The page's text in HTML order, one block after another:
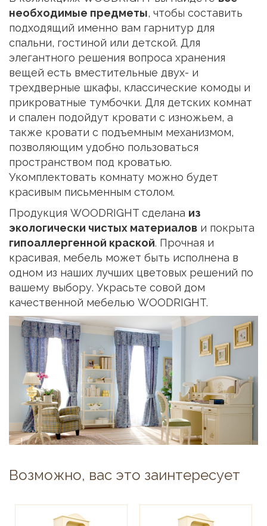
необходимые предметы, чтобы составить
подходящий именно вам гарнитур для
спальни, гостиной или детской. Для
элегантного решения вопроса хранения
вещей есть вместительные двух- и
трехдверные шкафы, классические комоды и
прикроватные тумбочки. Для детских комнат
и спален подойдут кровати с изножьем, а
также кровати с подъемным механизмом,
позволяющим удобно пользоваться
пространством под кроватью.
Укомплектовать комнату можно будет
красивым письменным столом.
Продукция WOODRIGHT сделана из
экологически чистых материалов и покрыта
гипоаллергенной краской. Прочная и
красивая, мебель может быть исполнена в
одном из наших лучших цветовых решений по
вашему выбору. Украсьте совой дом
качественной мебелью WOODRIGHT.
Возможно, вас это заинтересует